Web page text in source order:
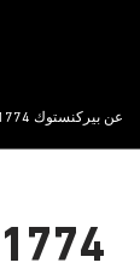
عن بيركنستوك 1774
1774 فلوريدا III